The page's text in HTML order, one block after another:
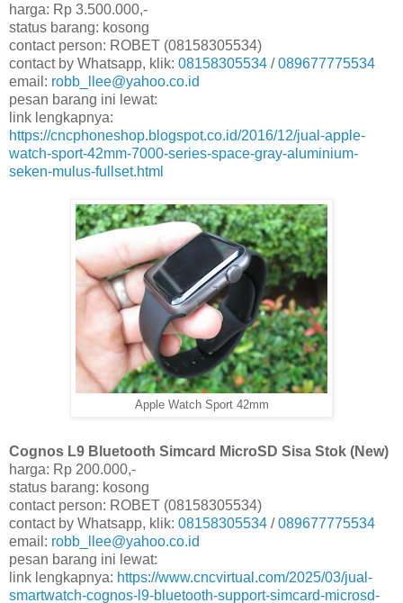
harga: Rp 3.500.000,-
status barang: kosong
contact person: ROBET (08158305534)
contact by Whatsapp, klik: 08158305534 /089677775534
email: robb_llee@yahoo.co.id
pesan barang ini lewat:
link lengkapnya:
https://cncphoneshop.blogspot.co.id/2016/12/jual-apple-
watch-sport-42mm-7000-series-space-gray-aluminium-
seken-mulus-fullset.html
Apple Watch Sport 42mm
Cognos L9 Bluetooth Simcard MicroSD Sisa Stok (New)
harga: Rp 200.000,-
status barang: kosong
contact person: ROBET (08158305534)
contact by Whatsapp, klik: 08158305534 /089677775534
email: robb_llee@yahoo.co.id
pesan barang ini lewat:
link lengkapnya: https://www.cncvirtual.com/2025/03/jual-
smartwatch-cognos-l9-bluetooth-support-simcard-microsd-